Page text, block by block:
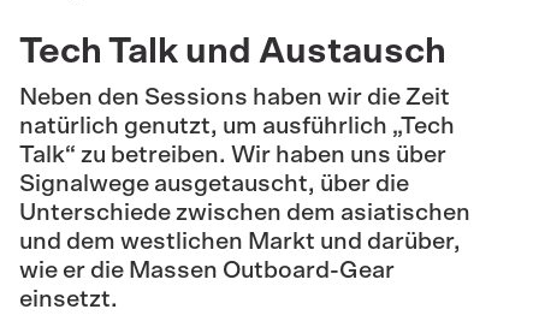
Tech Talk und Austausch
Neben den Sessions haben wir die Zeit
natürlich genutzt, um ausführlich „Tech
Talk“ zu betreiben. Wir haben uns über
Signalwege ausgetauscht, über die
Unterschiede zwischen dem asiatischen
und dem westlichen Markt und darüber,
wie er die Massen Outboard-Gear
einsetzt.